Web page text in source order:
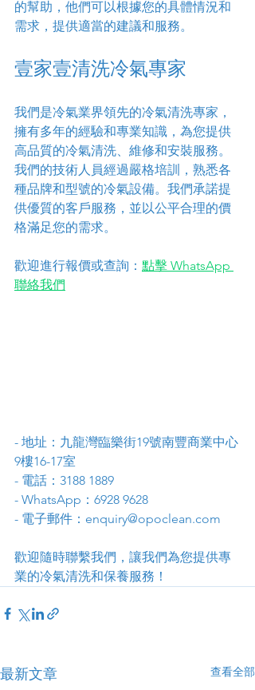
的幫助，他們可以根據您的具體情況和
需求，提供適當的建議和服務。
壹家壹清洗冷氣專家
我們是冷氣業界領先的冷氣清洗專家，
擁有多年的經驗和專業知識，為您提供
高品質的冷氣清洗、維修和安裝服務。
我們的技術人員經過嚴格培訓，熟悉各
種品牌和型號的冷氣設備。我們承諾提
供優質的客戶服務，並以公平合理的價
格滿足您的需求。
歡迎進行報價或查詢： 點擊 WhatsApp
聯絡我們
- 地址：九龍灣臨樂街19號南豐商業中心
9樓16-17室
- 電話：3188 1889
- WhatsApp：6928 9628
- 電子郵件：enquiry@opoclean.com
歡迎隨時聯繫我們，讓我們為您提供專
業的冷氣清洗和保養服務！
最新文章 查看全部